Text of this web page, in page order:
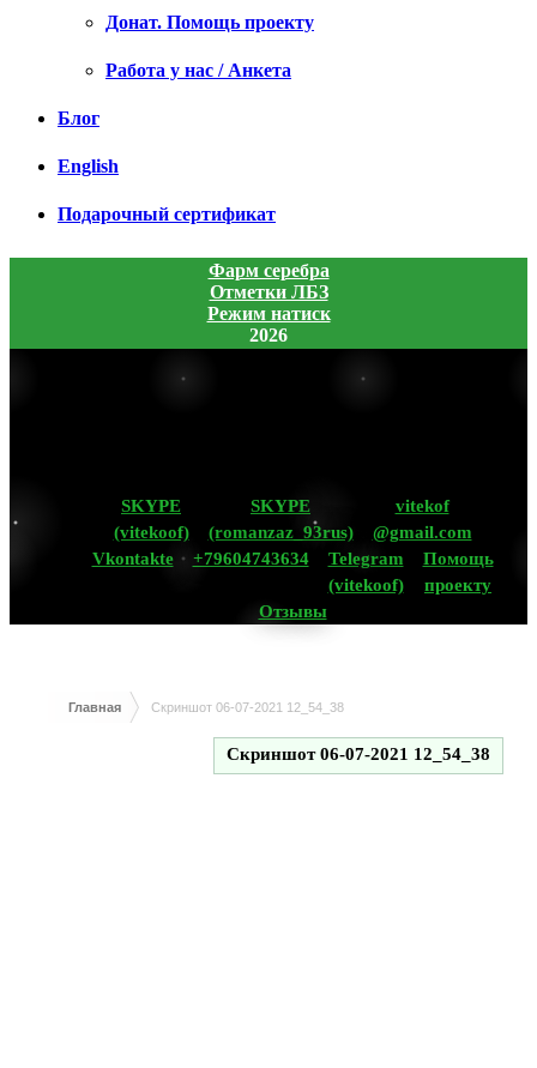
Донат. Помощь проекту
Работа у нас / Анкета
Блог
English
Подарочный сертификат
Фарм серебра
Отметки ЛБЗ
Режим натиск
2026
SKYPE
(vitekoof)
SKYPE
(romanzaz_93rus)
vitekof
@gmail.com
Vkontakte
+79604743634
Telegram
(vitekoof)
Помощь
проекту
Отзывы
Главная Скриншот 06-07-2021 12_54_38
Скриншот 06-07-2021 12_54_38